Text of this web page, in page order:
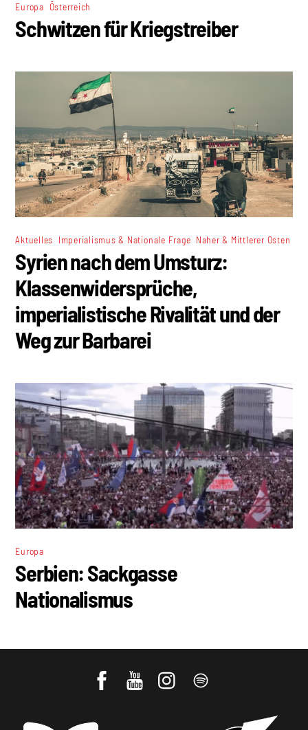
Europa Österreich
Schwitzen für Kriegstreiber
Aktuelles Imperialismus & Nationale Frage Naher & Mittlerer Osten
Syrien nach dem Umsturz:
Klassenwidersprüche,
imperialistische Rivalität und der
Weg zur Barbarei
Europa
Serbien: Sackgasse
Nationalismus